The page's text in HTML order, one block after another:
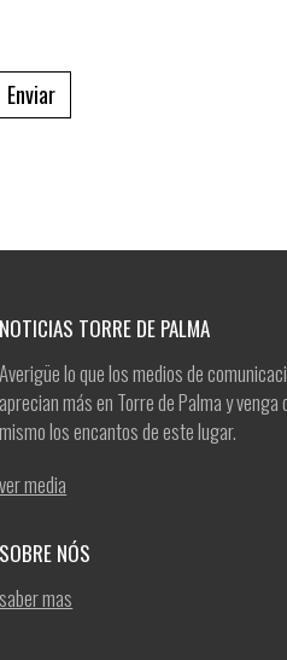
Enviar
NOTICIAS TORRE DE PALMA
Averigüe lo que los medios de
aprecian más en Torre de Palma y
mismo los encantos de este lugar.
ver media
SOBRE NÓS
saber mas